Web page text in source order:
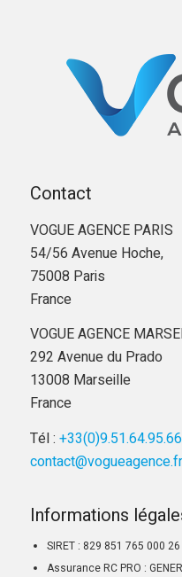
Contact
VOGUE AGENCE PARIS
54/56 Avenue Hoche,
75008 Paris
France
VOGUE AGENCE
292 Avenue du Prado
13008 Marseille
France
Tél : +33(0)9.51.64.95.66
contact@vogueagence.fr
Informations
SIRET : 829 851 765 000 26
Assurance RC PRO :